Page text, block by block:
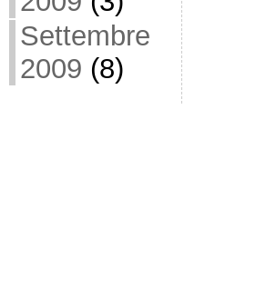
Settembre
2009 (8)